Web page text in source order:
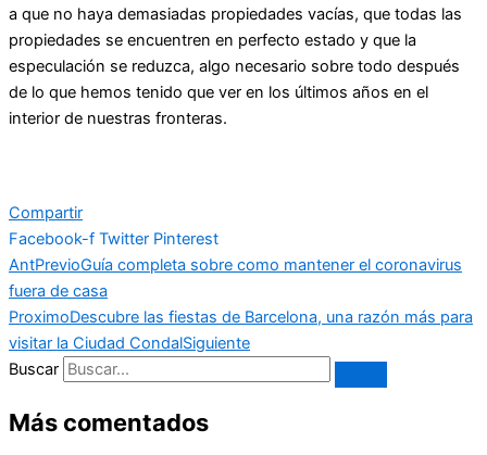
a que no haya demasiadas propiedades vacías, que todas las
propiedades se encuentren en perfecto estado y que la
especulación se reduzca, algo necesario sobre todo después
de lo que hemos tenido que ver en los últimos años en el
interior de nuestras fronteras.
Compartir
Facebook-f Twitter Pinterest
AntPrevioGuía completa sobre como mantener el coronavirus
fuera de casa
ProximoDescubre las fiestas de Barcelona, una razón más para
visitar la Ciudad CondalSiguiente
Buscar
Más comentados